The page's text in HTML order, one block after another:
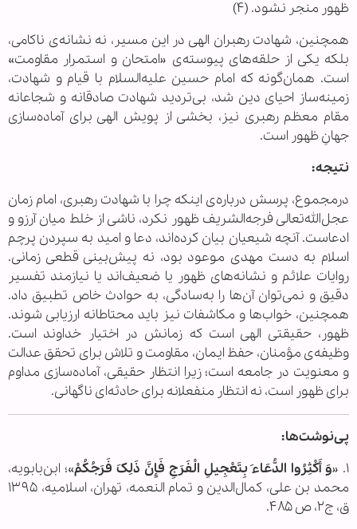
ظهور منجر نشود. (۴)
همچنین، شهادت رهبران الهی در این مسیر، نه نشانه‌ی ناکامی،
بلکه یکی از حلقه‌های پیوسته‌ی «امتحان و استمرار مقاومت»
است. همان‌گونه که امام حسین علیه‌السلام با قیام و شهادت،
زمینه‌ساز احیای دین شد، بی‌تردید شهادت صادقانه و شجاعانه
مقام معظم رهبری نیز، بخشی از پویش الهی برای آماده‌سازی
جهانِ ظهور است.
نتیجه:
درمجموع، پرسش درباره‌ی اینکه چرا با شهادت رهبری، امام زمان
عجل‌الله‌تعالی فرجه‌الشریف ظهور نکرد، ناشی از خلط میان آرزو و
ادعاست. آنچه شیعیان بیان کرده‌اند، دعا و امید به سپردن پرچم
اسلام به دست مهدی موعود بود، نه پیش‌بینی قطعی زمانی.
روایات علائم و نشانه‌های ظهور یا ضعیف‌اند یا نیازمند تفسیر
دقیق و نمی‌توان آن‌ها را به‌سادگی، به حوادث خاص تطبیق داد.
همچنین، خواب‌ها و مکاشفات نیز باید محتاطانه ارزیابی شوند.
ظهور، حقیقتی الهی است که زمانش در اختیار خداوند است.
وظیفه‌ی مؤمنان، حفظ ایمان، مقاومت و تلاش برای تحقق عدالت
و معنویت در جامعه است؛ زیرا انتظار حقیقی، آماده‌سازی مداوم
برای ظهور است، نه انتظار منفعلانه برای حادثه‌ای ناگهانی.
پی‌نوشت‌ها:
۱. «
وَ أَکْثِرُوا الدُّعَاءَ بِتَعْجِیلِ‌ الْفَرَجِ فَإِنَّ ذَلِکَ فَرَجُکُمْ»؛ ابن‌بابویه،
محمد بن علی، کمال‌الدین و تمام النعمه، تهران، اسلامیه، ۱۳۹۵
ق، ج‌۲، ص ۴۸۵.